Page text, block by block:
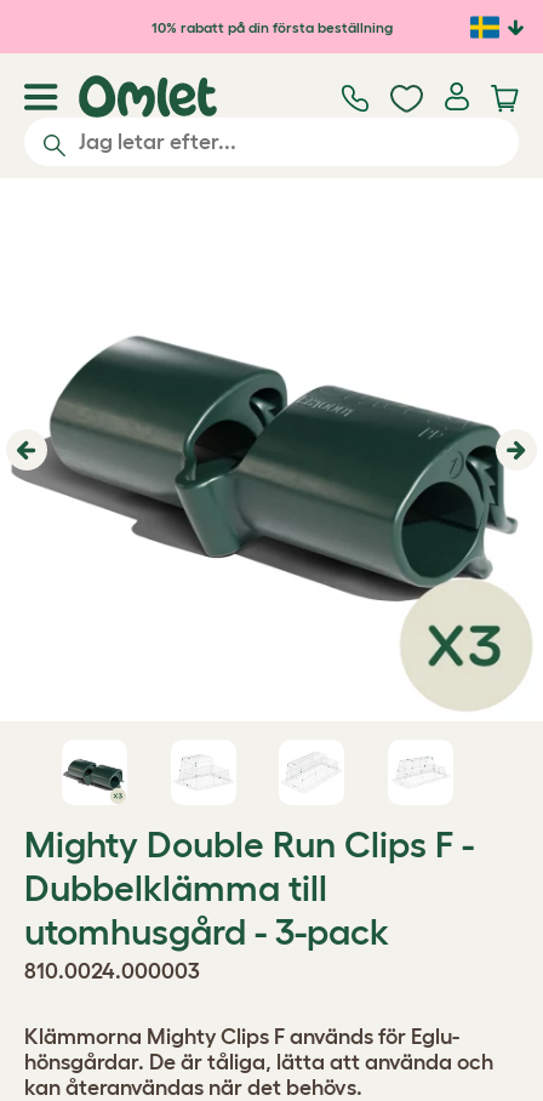
Hoppa till huvudinnehåll
10% rabatt på din första beställning
Previous
Mighty Double Run Clips F -
Dubbelklämma till
utomhusgård - 3-pack
810.0024.000003
Klämmorna Mighty Clips F används för Eglu-
hönsgårdar. De är tåliga, lätta att använda och
kan återanvändas när det behövs.